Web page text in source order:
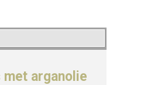
met arganolie